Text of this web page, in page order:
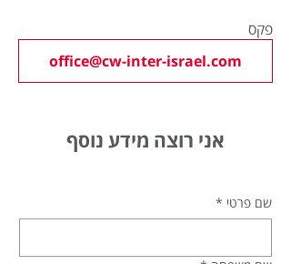
פקס
office@cw-inter-israel.com
אני רוצה מידע נוסף
שם פרטי *